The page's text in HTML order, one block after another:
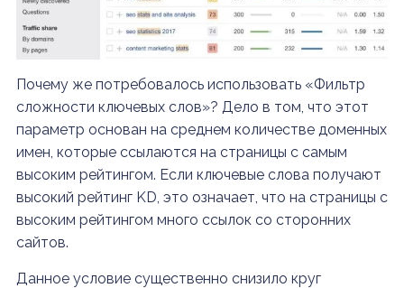
Почему же потребовалось использовать «Фильтр
сложности ключевых слов»? Дело в том, что этот
параметр основан на среднем количестве доменных
имен, которые ссылаются на страницы с самым
высоким рейтингом. Если ключевые слова получают
высокий рейтинг KD, это означает, что на страницы с
высоким рейтингом много ссылок со сторонних
сайтов.
Данное условие существенно снизило круг